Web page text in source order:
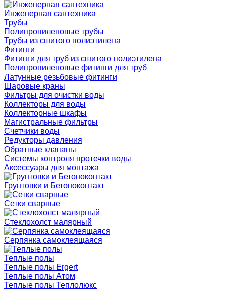
Инженерная сантехника
Трубы
Полипропиленовые трубы
Трубы из сшитого полиэтилена
Фитинги
Фитинги для труб из сшитого полиэтилена
Полипропиленовые фитинги для труб
Латунные резьбовые фитинги
Шаровые краны
Фильтры для очистки воды
Коллекторы для воды
Коллекторные шкафы
Магистральные фильтры
Счетчики воды
Редукторы давления
Обратные клапаны
Системы контроля протечки воды
Аксессуары для монтажа
Грунтовки и Бетоноконтакт
Сетки сварные
Cтеклохолст малярный
Серпянка самоклеящаяся
Теплые полы
Теплые полы Ergert
Теплые полы Атом
Теплые полы Теплолюкс